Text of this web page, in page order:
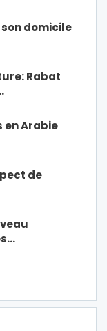
domicile
Rabat
en Arabie
de